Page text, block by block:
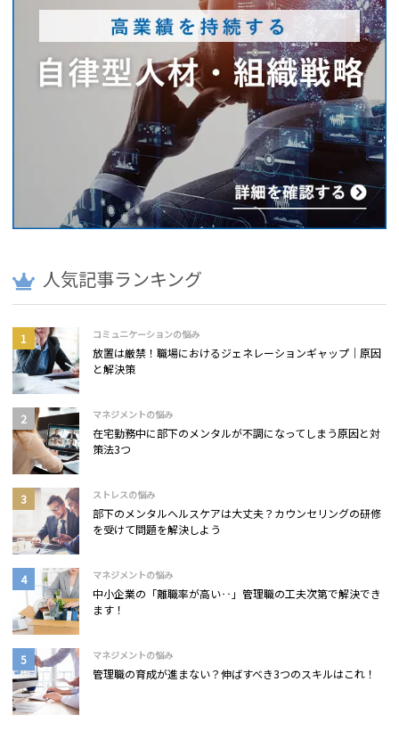
人気記事ランキング
コミュニケーションの悩み
放置は厳禁！職場におけるジェネレーションギャップ｜原因
と解決策
マネジメントの悩み
在宅勤務中に部下のメンタルが不調になってしまう原因と対
策法3つ
ストレスの悩み
部下のメンタルヘルスケアは大丈夫？カウンセリングの研修
を受けて問題を解決しよう
マネジメントの悩み
中小企業の「離職率が高い‥」管理職の工夫次第で解決でき
ます！
マネジメントの悩み
管理職の育成が進まない？伸ばすべき3つのスキルはこれ！